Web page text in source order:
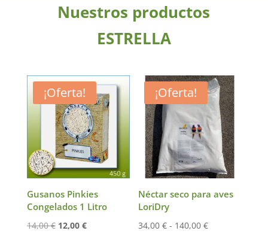
Nuestros productos
ESTRELLA
¡Oferta!
Gusanos Pinkies
Congelados 1 Litro
14,00€ El
12,00 €El
¡Oferta!
Néctar seco para aves
LoriDry
34,00€ - 140,00€Rango